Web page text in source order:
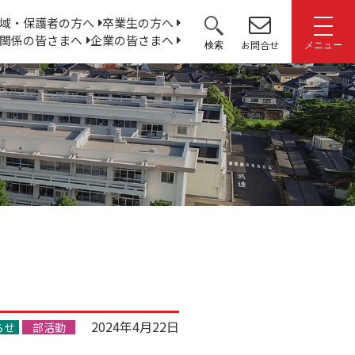
・保護者の方へ 卒業生の方へ
係の皆さまへ 企業の皆さまへ 検索
サ
イ
ト
内
検
索:
お問合せ メニュー
せ 部活動
2024年4月22日